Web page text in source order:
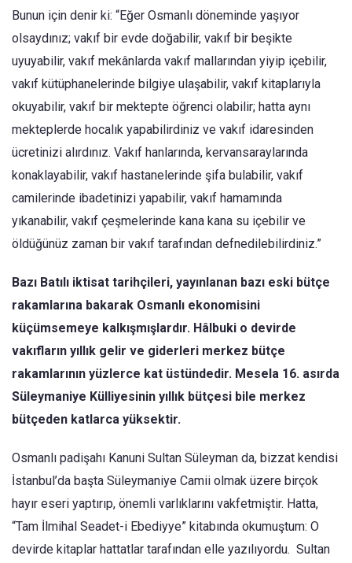
Bunun için denir ki: “Eğer Osmanlı döneminde yaşıyor
olsaydınız; vakıf bir evde doğabilir, vakıf bir beşikte
uyuyabilir, vakıf mekânlarda vakıf mallarından yiyip içebilir,
vakıf kütüphanelerinde bilgiye ulaşabilir, vakıf kitaplarıyla
okuyabilir, vakıf bir mektepte öğrenci olabilir; hatta aynı
mekteplerde hocalık yapabilirdiniz ve vakıf idaresinden
ücretinizi alırdınız. Vakıf hanlarında, kervansaraylarında
konaklayabilir, vakıf hastanelerinde şifa bulabilir, vakıf
camilerinde ibadetinizi yapabilir, vakıf hamamında
yıkanabilir, vakıf çeşmelerinde kana kana su içebilir ve
öldüğünüz zaman bir vakıf tarafından defnedilebilirdiniz.”
Bazı Batılı iktisat tarihçileri, yayınlanan bazı eski bütçe
rakamlarına bakarak Osmanlı ekonomisini
küçümsemeye kalkışmışlardır. Hâlbuki o devirde
vakıfların yıllık gelir ve giderleri merkez bütçe
rakamlarının yüzlerce kat üstündedir. Mesela 16. asırda
Süleymaniye Külliyesinin yıllık bütçesi bile merkez
bütçeden katlarca yüksektir.
Osmanlı padişahı Kanuni Sultan Süleyman da, bizzat kendisi
İstanbul’da başta Süleymaniye Camii olmak üzere birçok
hayır eseri yaptırıp, önemli varlıklarını vakfetmiştir. Hatta,
“Tam İlmihal Seadet-i Ebediyye” kitabında okumuştum: O
devirde kitaplar hattatlar tarafından elle yazılıyordu. Sultan